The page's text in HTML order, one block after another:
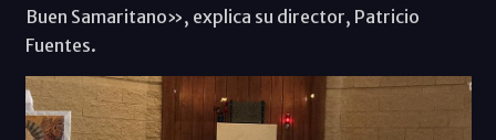
Buen Samaritano», explica su director, Patricio
Fuentes.